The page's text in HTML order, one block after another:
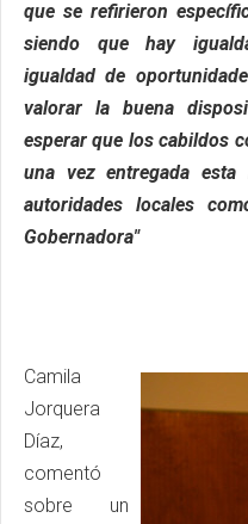
que se refirieron
siendo que hay
igualdad de
valorar la buena
esperar que los cabildos
una vez entregada
autoridades locales
Gobernadora"
Camila
Jorquera
Díaz,
comentó
sobre un